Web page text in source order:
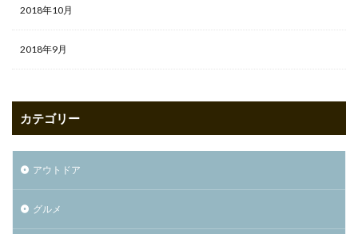
2018年10月
2018年9月
カテゴリー
アウトドア
グルメ